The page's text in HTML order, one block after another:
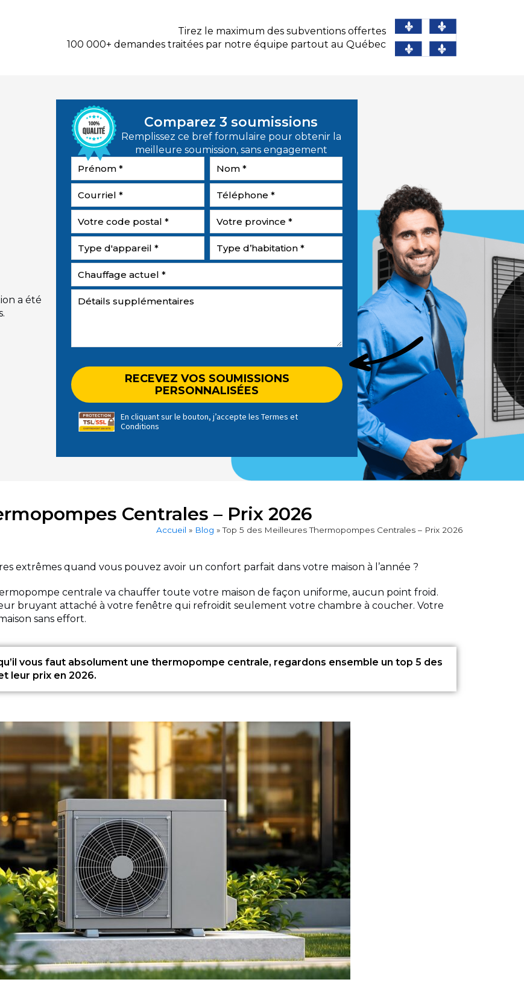
Tirez le maximum des subventions offertes
100 000+ demandes traitées par notre équipe partout au Québec
a été
Comparez 3 soumissions
Remplissez ce bref formulaire pour obtenir la
meilleure soumission, sans engagement
En cliquant sur le bouton, j’accepte les Termes et
Conditions
Centrales – Prix 2026
Accueil » Blog »Top 5 des Meilleures Thermopompes Centrales – Prix 2026
extrêmes quand vous pouvez avoir un confort parfait dans votre maison à l’année ?
centrale va chauffer toute votre maison de façon uniforme, aucun point froid.
bruyant attaché à votre fenêtre qui refroidit seulement votre chambre à coucher. Votre
sans effort.
vous faut absolument une thermopompe centrale, regardons ensemble un top 5 des
leur prix en 2026.